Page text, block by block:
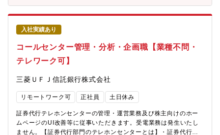
方法などのご案内。・自治体様へ直接問い合わせをした寄附者様
がいらっしゃった場合のご案内対応の依頼。■返礼品登録業務返礼
品提供事業者様からの返礼品掲載の申請対応、及び申請に付随す
る問い合わせ対応（申請いただく「返礼品の情報」を校正し、ポ
ータルサイトへの登録手配を実施）※返礼品提供事業者様が「さ
とふる」へ返礼品を掲載いただくまでの対応を行います。自治体
様や返礼品提供事業者様からの様々な相談や依頼に対して、適切
はもちろんですが、手続き受付の自動化や効率化など、サービス
品質向上にもつながる業務改善にも取り組んでいただきます。
【入社後のイメージ】主に「事業者向けサポートセンター業務」
に応じて、変更となることがあります）入社当初は運用業務をご
担当いただきますが、慣れてこられたら徐々に業務改善・チーム
入社実績あり
コールセンター管理・分析・企画職【業種不問・
テレワーク可】
三菱ＵＦＪ信託銀行株式会社
リモートワーク可 正社員 土日休み
証券代行テレホンセンターの管理・運営業務及び株主向けのホー
ムページのUI改善等に従事いただきます。受電業務は発生いたし
ません。【証券代行部門のテレホンセンターとは】・証券代行業